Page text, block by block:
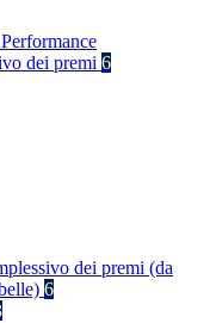
dei premi 6
dei premi (da
6